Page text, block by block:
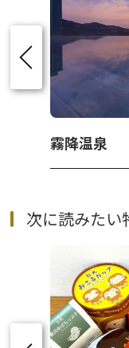
霧降温泉
次に読みたい